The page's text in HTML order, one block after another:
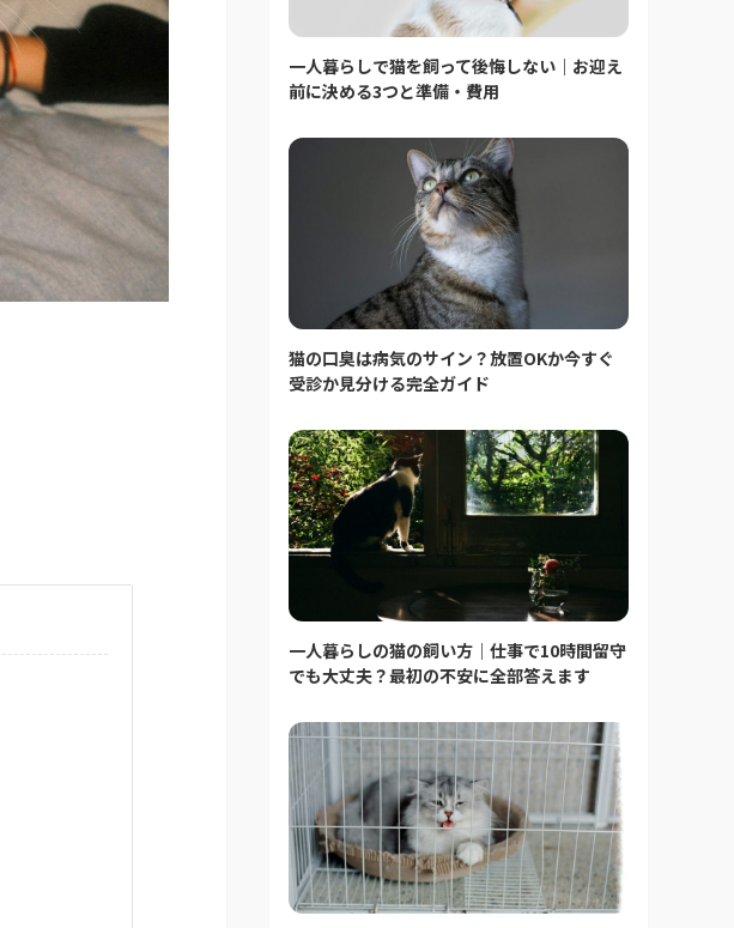
一人暮らしで猫を飼って後悔しない｜お迎え
前に決める3つと準備・費用
猫の口臭は病気のサイン？放置OKか今すぐ
受診か見分ける完全ガイド
一人暮らしの猫の飼い方｜仕事で10時間留守
でも大丈夫？最初の不安に全部答えます